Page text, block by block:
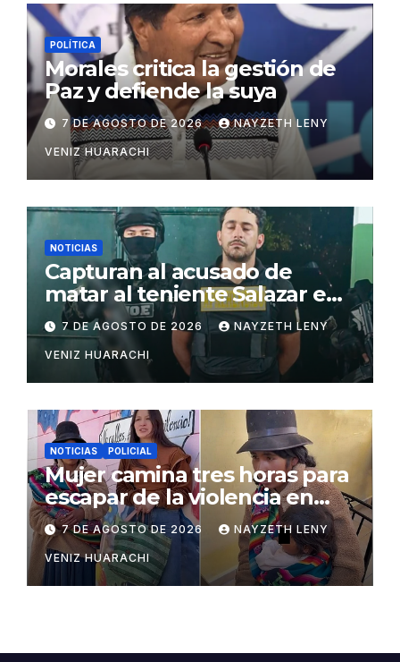
POLÍTICA
Morales critica la gestión de
Paz y defiende la suya
7 DE AGOSTO DE 2026 NAYZETH LENY
VENIZ HUARACHI
NOTICIAS
Capturan al acusado de
matar al teniente Salazar en
San Matías
7 DE AGOSTO DE 2026 NAYZETH LENY
VENIZ HUARACHI
NOTICIAS POLICIAL
Mujer camina tres horas para
escapar de la violencia en
Potosí
7 DE AGOSTO DE 2026 NAYZETH LENY
VENIZ HUARACHI